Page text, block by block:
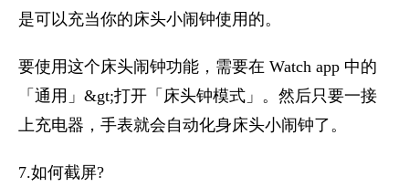
是可以充当你的床头小闹钟使用的。
要使用这个床头闹钟功能，需要在 Watch app 中的
「通用」&gt;打开「床头钟模式」。然后只要一接
上充电器，手表就会自动化身床头小闹钟了。
7.如何截屏?